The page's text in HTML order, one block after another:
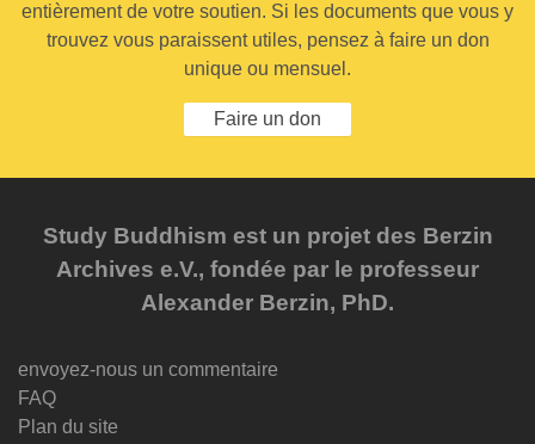
entièrement de votre soutien. Si les documents que vous y
trouvez vous paraissent utiles, pensez à faire un don
unique ou mensuel.
Faire un don
Study Buddhism est un projet des Berzin
Archives e.V., fondée par le professeur
Alexander Berzin, PhD.
envoyez-nous un commentaire
FAQ
Plan du site